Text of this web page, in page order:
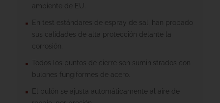
ambiente de EU.
En test estándares de espray de sal, han probado
sus calidades de alta protección delante la
corrosión.
Todos los puntos de cierre son suministrados con
bulones fungiformes de acero.
El bulón se ajusta automáticamente al aire de